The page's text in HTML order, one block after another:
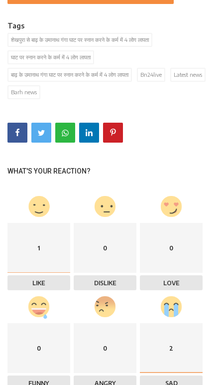
Tags
शेखपुरा से बाढ़ के उमानाथ गंगा घाट पर स्नान करने के कर्म में 4 लोग लापता
घाट पर स्नान करने के कर्म में 4 लोग लापता
बाढ़ के उमानाथ गंगा घाट पर स्नान करने के कर्म में 4 लोग लापता Bn24live Latest news
Barh news
WHAT'S YOUR REACTION?
1
LIKE
0
DISLIKE
0
LOVE
0
FUNNY
0
ANGRY
2
SAD